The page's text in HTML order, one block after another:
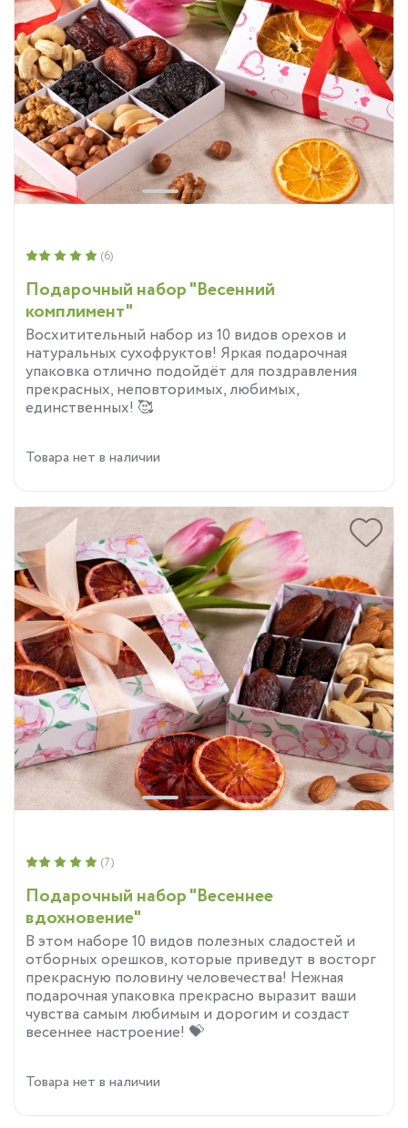
Подарочный набор "Весенний
комплимент"
Восхитительный набор из 10 видов орехов и
натуральных сухофруктов! Яркая подарочная
упаковка отлично подойдёт для поздравления
прекрасных, неповторимых, любимых,
единственных! 🥰
(6)
Товара нет в наличии
Подарочный набор "Весеннее
вдохновение"
В этом наборе 10 видов полезных сладостей и
отборных орешков, которые приведут в восторг
прекрасную половину человечества! Нежная
подарочная упаковка прекрасно выразит ваши
чувства самым любимым и дорогим и создаст
весеннее настроение! 💝
(7)
Товара нет в наличии